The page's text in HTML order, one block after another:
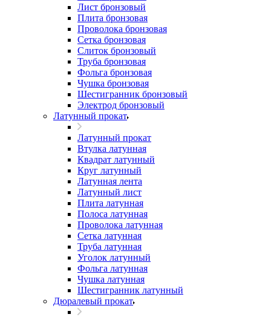
Лист бронзовый
Плита бронзовая
Проволока бронзовая
Сетка бронзовая
Слиток бронзовый
Труба бронзовая
Фольга бронзовая
Чушка бронзовая
Шестигранник бронзовый
Электрод бронзовый
Латунный прокат
Латунный прокат
Втулка латунная
Квадрат латунный
Круг латунный
Латунная лента
Латунный лист
Плита латунная
Полоса латунная
Проволока латунная
Сетка латунная
Труба латунная
Уголок латунный
Фольга латунная
Чушка латунная
Шестигранник латунный
Дюралевый прокат